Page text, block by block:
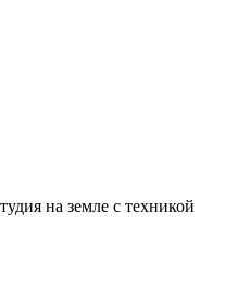
на земле с техникой